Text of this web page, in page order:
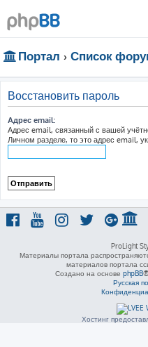
Портал Список
Восстановить пароль
Адрес email:
Адрес email, связанный с вашей
Личном разделе, то это адрес email,
ProLight
Материалы портала
материалов портала
Создано на основе phpBB®
Русская
Хостинг